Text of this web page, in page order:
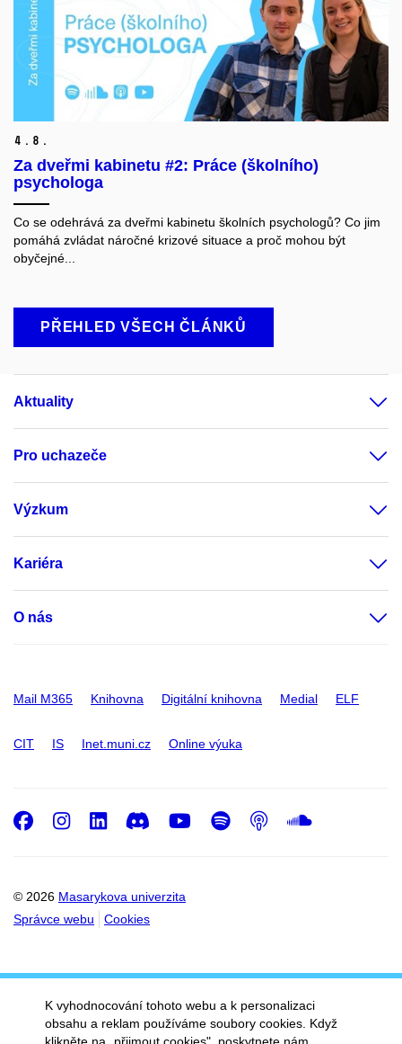
4. 8.
Za dveřmi kabinetu #2: Práce (školního)
psychologa
Co se odehrává za dveřmi kabinetu školních psychologů? Co jim
pomáhá zvládat náročné krizové situace a proč mohou být
obyčejné...
PŘEHLED VŠECH ČLÁNKŮ
Aktuality
Pro uchazeče
Výzkum
Kariéra
O nás
Mail M365 Knihovna Digitální knihovna Medial ELF
CIT IS Inet.muni.cz Online výuka
© 2026 Masarykova univerzita
Správce webu
Cookies
Facebook
Instagram
LinkedIn
DiscordYoutube
Spotify
Podcast
K vyhodnocování tohoto webu a k personalizaci
obsahu a reklam používáme soubory cookies. Když